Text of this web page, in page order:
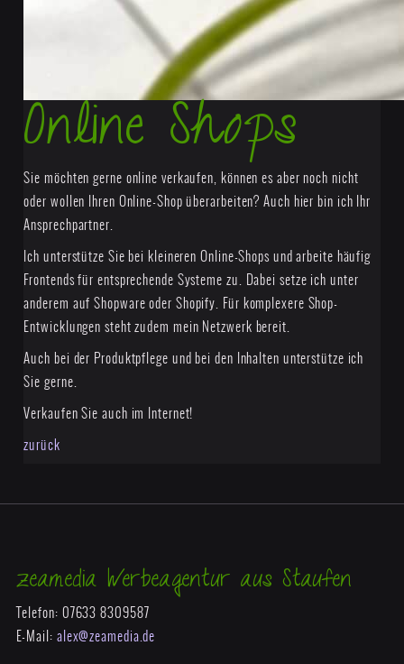
Online Shops
Sie möchten gerne online verkaufen, können es aber noch nicht
oder wollen Ihren Online-Shop überarbeiten? Auch hier bin ich Ihr
Ansprechpartner.
Ich unterstütze Sie bei kleineren Online-Shops und arbeite häufig
Frontends für entsprechende Systeme zu. Dabei setze ich unter
anderem auf Shopware oder Shopify. Für komplexere Shop-
Entwicklungen steht zudem mein Netzwerk bereit.
Auch bei der Produktpflege und bei den Inhalten unterstütze ich
Sie gerne.
Verkaufen Sie auch im Internet!
zurück
zeamedia Werbeagentur aus Staufen
Telefon: 07633 8309587
E-Mail: alex@zeamedia.de